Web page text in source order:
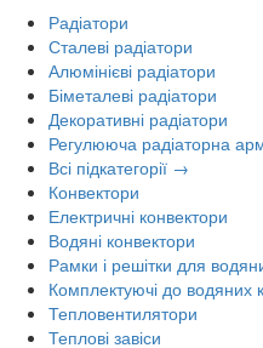
Радіатори
Сталеві радіатори
Алюмінієві радіатори
Біметалеві радіатори
Декоративні радіатори
Регулююча радіаторна
Всі підкатегорії →
Конвектори
Електричні конвектори
Водяні конвектори
Рамки і решітки для
Комплектуючі до водяних
Тепловентилятори
Теплові завіси